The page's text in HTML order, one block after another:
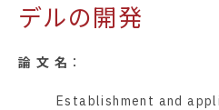
デルの開発
論 文 名 ：
Establishment and